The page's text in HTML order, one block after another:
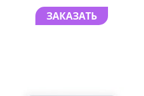
ЗАКАЗАТЬ